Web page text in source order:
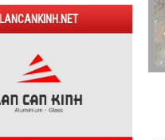
LANCANKINH.NET